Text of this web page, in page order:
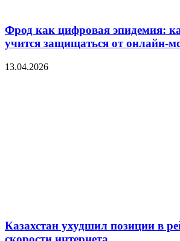
Фрод как цифровая эпидемия:
учится защищаться от онлайн-
13.04.2026
Казахстан ухудшил позиции в